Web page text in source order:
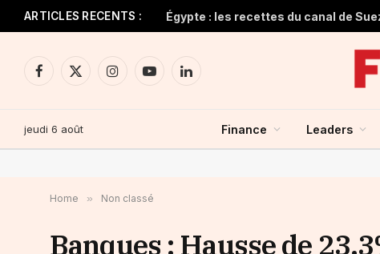
ARTICLES RECENTS :
Facebook
X
InstagramYouTubeLinkedIn
jeudi 6 août Finance Leaders
Home » Non classé
Banques : Hausse de